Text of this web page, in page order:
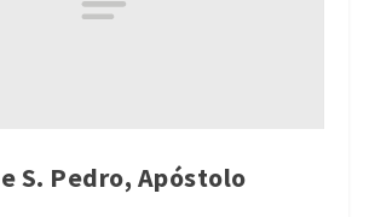
S. Pedro, Apóstolo